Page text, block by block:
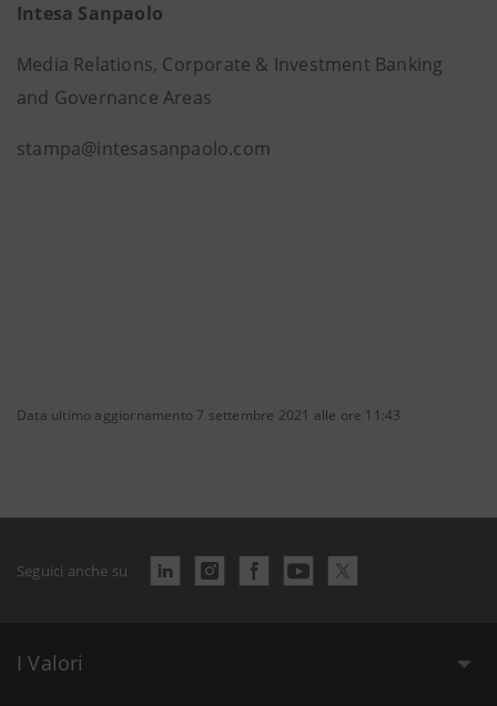
Intesa Sanpaolo
Media Relations, Corporate & Investment Banking
and Governance Areas
stampa@intesasanpaolo.com
Data ultimo aggiornamento 7 settembre 2021 alle ore 11:43
Seguici anche su
I Valori